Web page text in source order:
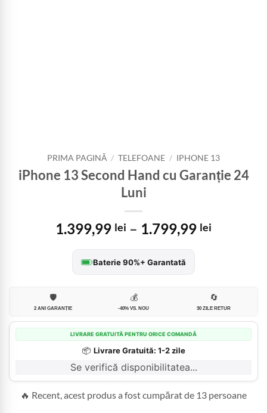
PRIMA PAGINĂ / TELEFOANE / IPHONE 13
iPhone 13 Second Hand cu Garanție 24
Luni
1.399,99 lei – 1.799,99 lei
la
Baterie 90%+ Garantată
🛡️
2 ANI GARANȚIE
💰
-40% VS. NOU
🔄
30 ZILE RETUR
LIVRARE GRATUITĂ PENTRU ORICE COMANDĂ
📦 Livrare Gratuită: 1-2 zile
Se verifică disponibilitatea...
🔥 Recent, acest produs a fost cumpărat de 13 persoane